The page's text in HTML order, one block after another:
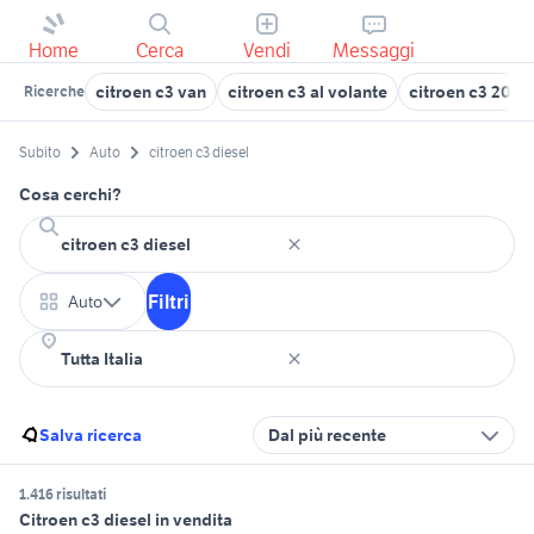
Home Cerca Vendi Messaggi
Ricerche citroen c3 van citroen c3 al volante citroen c3 2019
Subito Auto citroen c3 diesel
Cosa cerchi?
Auto Filtri
Salva ricerca Dal più recente
1.416 risultati
Citroen c3 diesel in vendita